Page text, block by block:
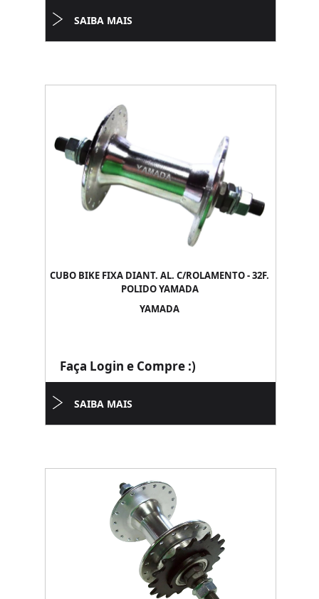
SAIBA MAIS
CUBO BIKE FIXA DIANT. AL. C/ROLAMENTO - 32F.
POLIDO YAMADA
YAMADA
Faça Login e Compre :)
SAIBA MAIS